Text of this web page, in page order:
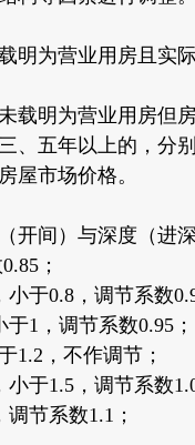
为营业用房且实
明为营业用房但
、五年以上的，分
屋市场价格。
间）与深度（进
；
于0.8，调节系数
1，调节系数0.95；
，不作调节；
于1.5，调节系数
节系数1.1；